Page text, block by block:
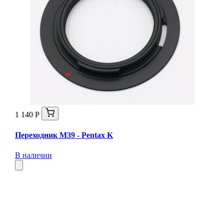
1 140 Р
Переходник M39 - Pentax K
В наличии